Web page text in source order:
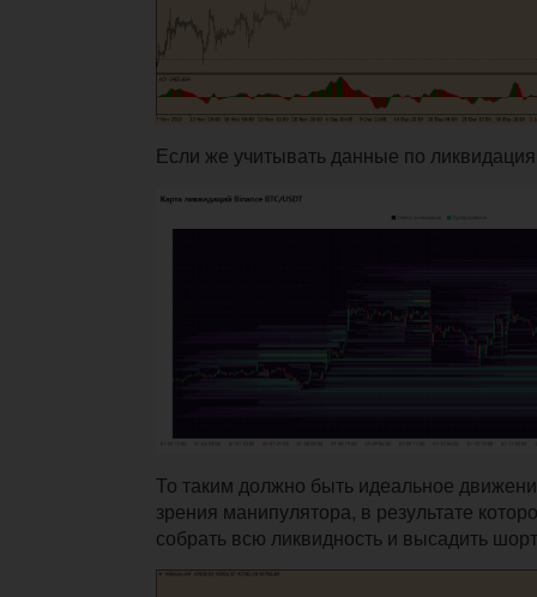
Если же учитывать данные по
То таким должно быть идеальное
зрения манипулятора, в результате
собрать всю ликвидность и высадить